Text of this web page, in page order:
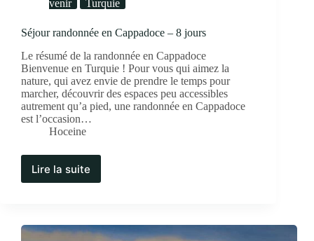
venir Turquie
Séjour randonnée en Cappadoce – 8 jours
Le résumé de la randonnée en Cappadoce
Bienvenue en Turquie ! Pour vous qui aimez la
nature, qui avez envie de prendre le temps pour
marcher, découvrir des espaces peu accessibles
autrement qu’a pied, une randonnée en Cappadoce
est l’occasion…
Hoceine
Lire la suite